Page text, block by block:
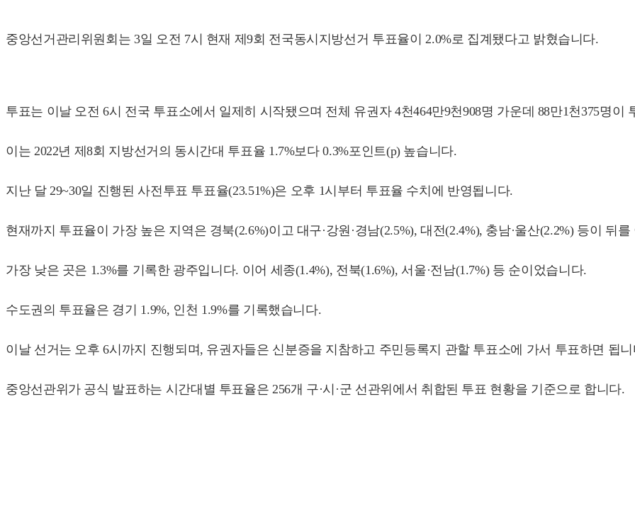
중앙선거관리위원회는 3일 오전 7시 현재 제9회 전국동시지방선거 투표율이 2.0%로 집계됐다고 밝혔습니다.
투표는 이날 오전 6시 전국 투표소에서 일제히 시작됐으며 전체 유권자 4천464만9천908명 가운데 88만1천375명이
이는 2022년 제8회 지방선거의 동시간대 투표율 1.7%보다 0.3%포인트(p) 높습니다.
지난 달 29~30일 진행된 사전투표 투표율(23.51%)은 오후 1시부터 투표율 수치에 반영됩니다.
현재까지 투표율이 가장 높은 지역은 경북(2.6%)이고 대구·강원·경남(2.5%), 대전(2.4%), 충남·울산(2.2%) 등이 뒤
가장 낮은 곳은 1.3%를 기록한 광주입니다. 이어 세종(1.4%), 전북(1.6%), 서울·전남(1.7%) 등 순이었습니다.
수도권의 투표율은 경기 1.9%, 인천 1.9%를 기록했습니다.
이날 선거는 오후 6시까지 진행되며, 유권자들은 신분증을 지참하고 주민등록지 관할 투표소에 가서 투표하면 됩
중앙선관위가 공식 발표하는 시간대별 투표율은 256개 구·시·군 선관위에서 취합된 투표 현황을 기준으로 합니다.